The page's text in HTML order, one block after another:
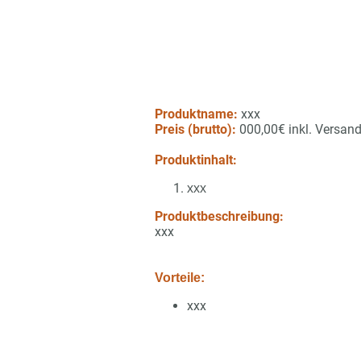
Produktname: xxx
Preis (brutto): 000,00€ inkl.
Produktinhalt:
xxx
Produktbeschreibung:
xxx
Vorteile:
xxx